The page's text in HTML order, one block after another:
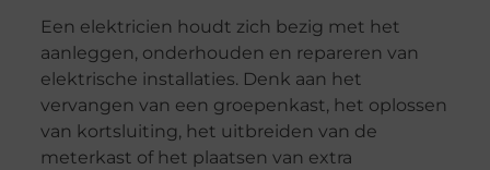
Een elektricien houdt zich bezig met het
aanleggen, onderhouden en repareren van
elektrische installaties. Denk aan het
vervangen van een groepenkast, het oplossen
van kortsluiting, het uitbreiden van de
meterkast of het plaatsen van extra